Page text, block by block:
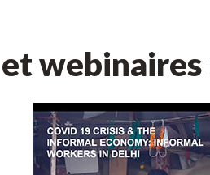
webinaires